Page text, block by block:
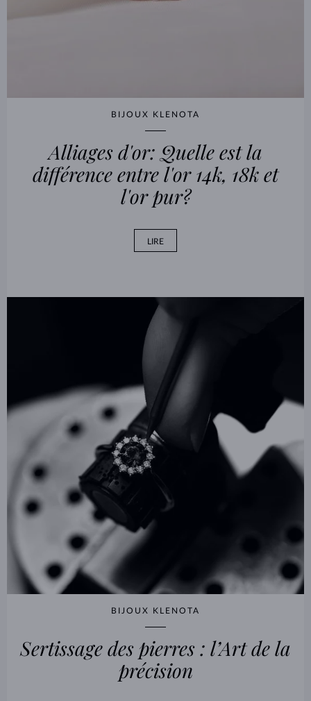
BIJOUX KLENOTA
Alliages d'or: Quelle est la
différence entre l'or 14k, 18k et
l'or pur?
LIRE
BIJOUX KLENOTA
Sertissage des pierres : l’Art de la
précision